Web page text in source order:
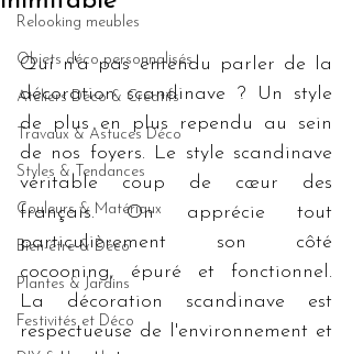
Relooking meubles
Objets déco personnalisés
Ateliers Déco & Créatifs
Travaux & Astuces Déco
Styles & Tendances
Couleurs & Matériaux
Bien-être & Déco
Plantes & Jardins
Festivités et Déco
Qui n'a pas entendu parler de la
décoration scandinave ? Un style
de plus en plus rependu au sein
de nos foyers. Le style scandinave
véritable coup de cœur des
français. On apprécie tout
particulièrement son côté
cocooning, épuré et fonctionnel.
La décoration scandinave est
respectueuse de l'environnement et